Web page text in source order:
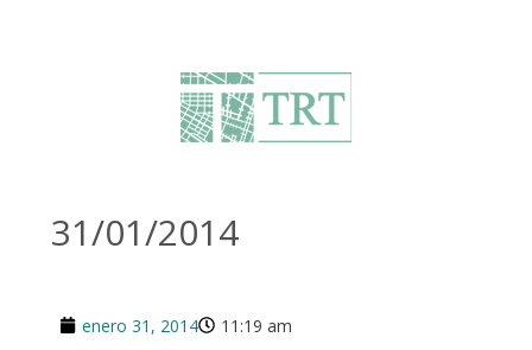
31/01/2014
enero 31, 2014 11:19 am